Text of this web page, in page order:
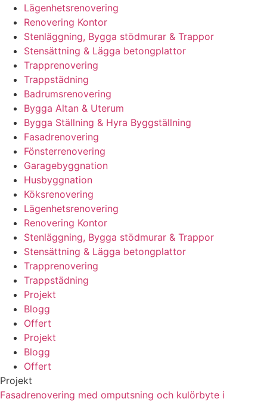
Lägenhetsrenovering
Renovering Kontor
Stenläggning, Bygga stödmurar & Trappor
Stensättning & Lägga betongplattor
Trapprenovering
Trappstädning
Badrumsrenovering
Bygga Altan & Uterum
Bygga Ställning & Hyra Byggställning
Fasadrenovering
Fönsterrenovering
Garagebyggnation
Husbyggnation
Köksrenovering
Lägenhetsrenovering
Renovering Kontor
Stenläggning, Bygga stödmurar & Trappor
Stensättning & Lägga betongplattor
Trapprenovering
Trappstädning
Projekt
Blogg
Offert
Projekt
Blogg
Offert
Projekt
Fasadrenovering med omputsning och kulörbyte i